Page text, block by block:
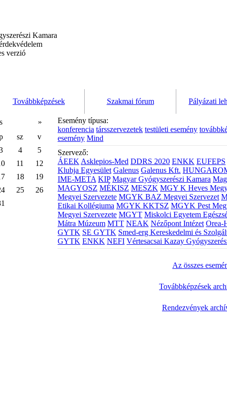
Kamara
verzió
Továbbképzések Szakmai fórum Pályázati
»
sz
v
4
5
11
12
18
19
25
26
Esemény típusa:
konferencia társszervezetek testületi esemény
esemény Mind
Szervező:
ÁEEK Asklepios-Med DDRS 2020 ENKK EUFEPS
Klubja Egyesület Galenus Galenus Kft.
IME-META KIP Magyar Gyógyszerészi Kamara
MAGYOSZ MÉKISZ MESZK MGY K Heves
Megyei Szervezete MGYK BAZ Megyei Szervezet
Etikai Kollégiuma MGYK KKTSZ MGYK Pest
Megyei Szervezete MGYT Miskolci Egyetem
Mátra Múzeum MTT NEAK Nézőpont Intézet Orea-
GYTK SE GYTK Smed-erg Kereskedelmi és
GYTK ENKK NEFI Vértesacsai Kazay
Az összes
Továbbképzések
Rendezvények